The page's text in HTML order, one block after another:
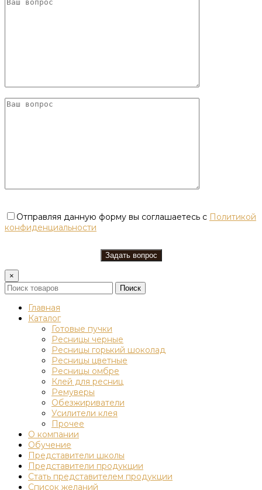
Отправляя данную форму вы соглашаетесь с Политикой
конфиденциальности
×
Поиск
Главная
Каталог
Готовые пучки
Ресницы черные
Ресницы горький шоколад
Ресницы цветные
Ресницы омбре
Клей для ресниц
Ремуверы
Обезжириватели
Усилители клея
Прочее
О компании
Обучение
Представители школы
Представители продукции
Стать представителем продукции
Список желаний